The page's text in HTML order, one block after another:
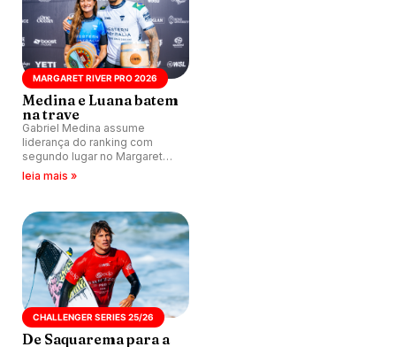
MARGARET RIVER PRO 2026
Medina e Luana batem
na trave
Gabriel Medina assume
liderança do ranking com
segundo lugar no Margaret
River Pro 2026. Luana Silva
norte-americana Lakey
Peterson vencem
competição.
leia mais »
CHALLENGER SERIES 25/26
De Saquarema para a